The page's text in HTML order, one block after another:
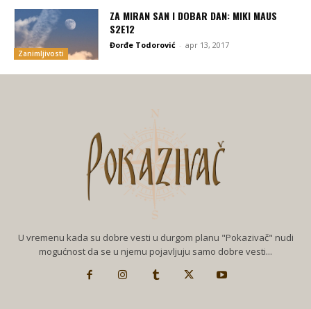
Zanimljivosti
ZA MIRAN SAN I DOBAR DAN: MIKI MAUS
S2E12
Đorđe Todorović - apr 13, 2017
U vremenu kada su dobre vesti u durgom planu "Pokazivač" nudi
mogućnost da se u njemu pojavljuju samo dobre vesti...